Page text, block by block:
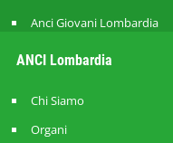
Anci Giovani Lombardia
ANCI Lombardia
Chi Siamo
Organi